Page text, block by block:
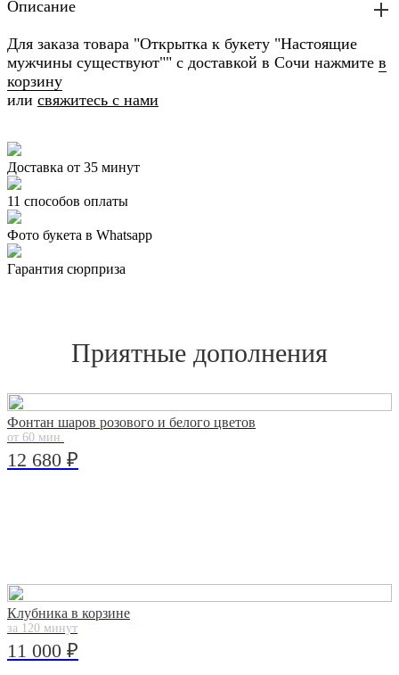
Описание
Для заказа товара "Открытка к букету "Настоящие
мужчины существуют"" с доставкой в Сочи нажмите в
корзину
или свяжитесь с нами
Доставка от 35 минут
11 способов оплаты
Фото букета в Whatsapp
Гарантия сюрприза
Приятные дополнения
Фонтан шаров розового и белого цветов
от 60 мин.
12 680 ₽
Клубника в корзине
за 120 минут
11 000 ₽